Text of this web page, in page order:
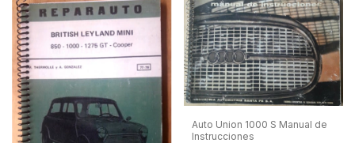
Auto Union 1000 S Manual de
Instrucciones